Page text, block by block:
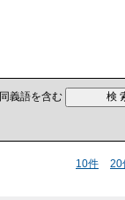
同義語を含む
10件 20